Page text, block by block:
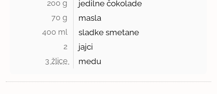
200 g jedilne čokolade
70 g masla
400 ml sladke smetane
2 jajci
3 žlice medu